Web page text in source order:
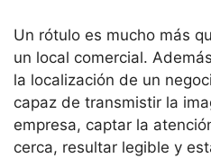
Un rótulo es mucho más
un local comercial.
la localización de un
capaz de transmistir la
empresa, captar la
cerca, resultar legible y